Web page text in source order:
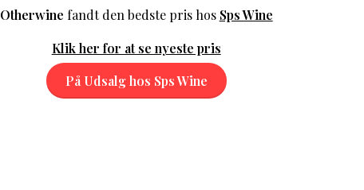
Otherwine fandt den bedste pris hos Sps Wine
Klik her for at se nyeste pris
På Udsalg hos Sps Wine